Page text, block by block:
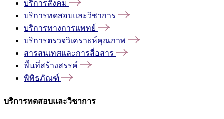
บริการสังคม
บริการทดสอบและวิชาการ
บริการทางการแพทย์
บริการตรวจวิเคราะห์คุณภาพ
สารสนเทศและการสื่อสาร
พื้นที่สร้างสรรค์
พิพิธภัณฑ์
บริการทดสอบและวิชาการ